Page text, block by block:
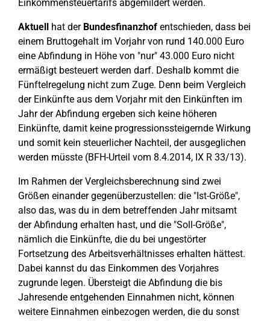
Einkommensteuertarifs abgemildert werden.
Aktuell hat der Bundesfinanzhof entschieden, dass bei
einem Bruttogehalt im Vorjahr von rund 140.000 Euro
eine Abfindung in Höhe von "nur" 43.000 Euro nicht
ermäßigt besteuert werden darf. Deshalb kommt die
Fünftelregelung nicht zum Zuge. Denn beim Vergleich
der Einkünfte aus dem Vorjahr mit den Einkünften im
Jahr der Abfindung ergeben sich keine höheren
Einkünfte, damit keine progressionssteigernde Wirkung
und somit kein steuerlicher Nachteil, der ausgeglichen
werden müsste (BFH-Urteil vom 8.4.2014, IX R 33/13).
Im Rahmen der Vergleichsberechnung sind zwei
Größen einander gegenüberzustellen: die "Ist-Größe",
also das, was du in dem betreffenden Jahr mitsamt
der Abfindung erhalten hast, und die "Soll-Größe",
nämlich die Einkünfte, die du bei ungestörter
Fortsetzung des Arbeitsverhältnisses erhalten hättest.
Dabei kannst du das Einkommen des Vorjahres
zugrunde legen. Übersteigt die Abfindung die bis
Jahresende entgehenden Einnahmen nicht, können
weitere Einnahmen einbezogen werden, die du sonst